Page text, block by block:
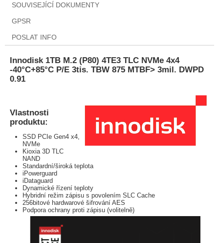
SOUVISEJÍCÍ DOKUMENTY
GPSR
POSLAT INFO
Innodisk 1TB M.2 (P80) 4TE3 TLC NVMe 4x4
-40°C+85°C P/E 3tis. TBW 875 MTBF> 3mil. DWPD
0.91
Vlastnosti
produktu:
SSD PCIe Gen4 x4,
NVMe
Kioxia 3D TLC
NAND
Standardní/široká teplota
iPowerguard
iDataguard
Dynamické řízení teploty
Hybridní režim zápisu s povolením SLC Cache
256bitové hardwarové šifrování AES
Podpora ochrany proti zápisu (volitelně)